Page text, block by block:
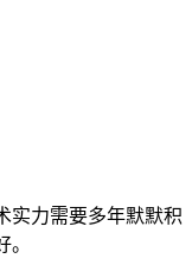
实力需要多年默默积